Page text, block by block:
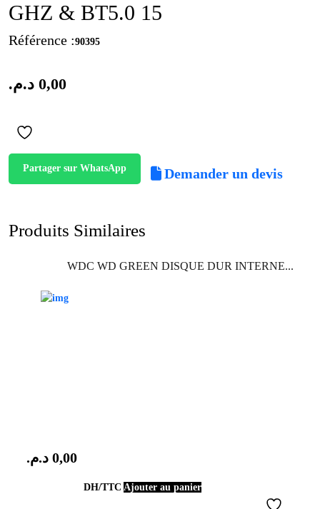
GHZ & BT5.0 15
Référence :90395
0,00 د.م.
Partager sur WhatsApp Demander un devis
Produits Similaires
WDC WD GREEN DISQUE DUR INTERNE...
0,00 د.م.
DH/TTC Ajouter au panier